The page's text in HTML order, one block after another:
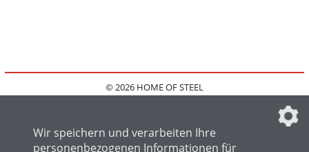
© 2026 HOME OF STEEL
IMPRESSUM
FAQ
DATENSCHUTZEINSTELLUNGEN
Wir speichern und verarbeiten Ihre
personenbezogenen Informationen für